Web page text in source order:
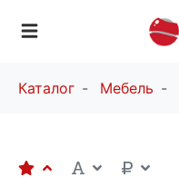
Каталог Мебель